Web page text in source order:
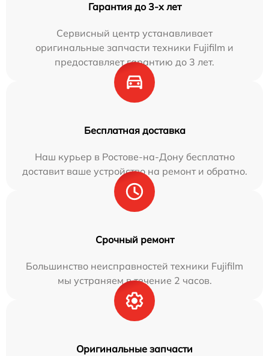
Гарантия до 3-х лет
Сервисный центр устанавливает
оригинальные запчасти техники Fujifilm и
предоставляет гарантию до 3 лет.
Бесплатная доставка
Наш курьер в Ростове-на-Дону бесплатно
доставит ваше устройство на ремонт и обратно.
Срочный ремонт
Большинство неисправностей техники Fujifilm
мы устраняем в течение 2 часов.
Оригинальные запчасти